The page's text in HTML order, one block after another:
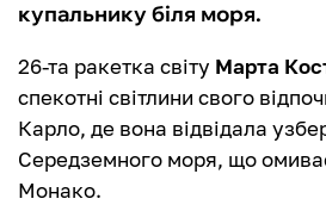
купальнику біля моря.
26-та ракетка світу Марта
спекотні світлини свого
Карло, де вона відвідала
Середземного моря, що
Монако.